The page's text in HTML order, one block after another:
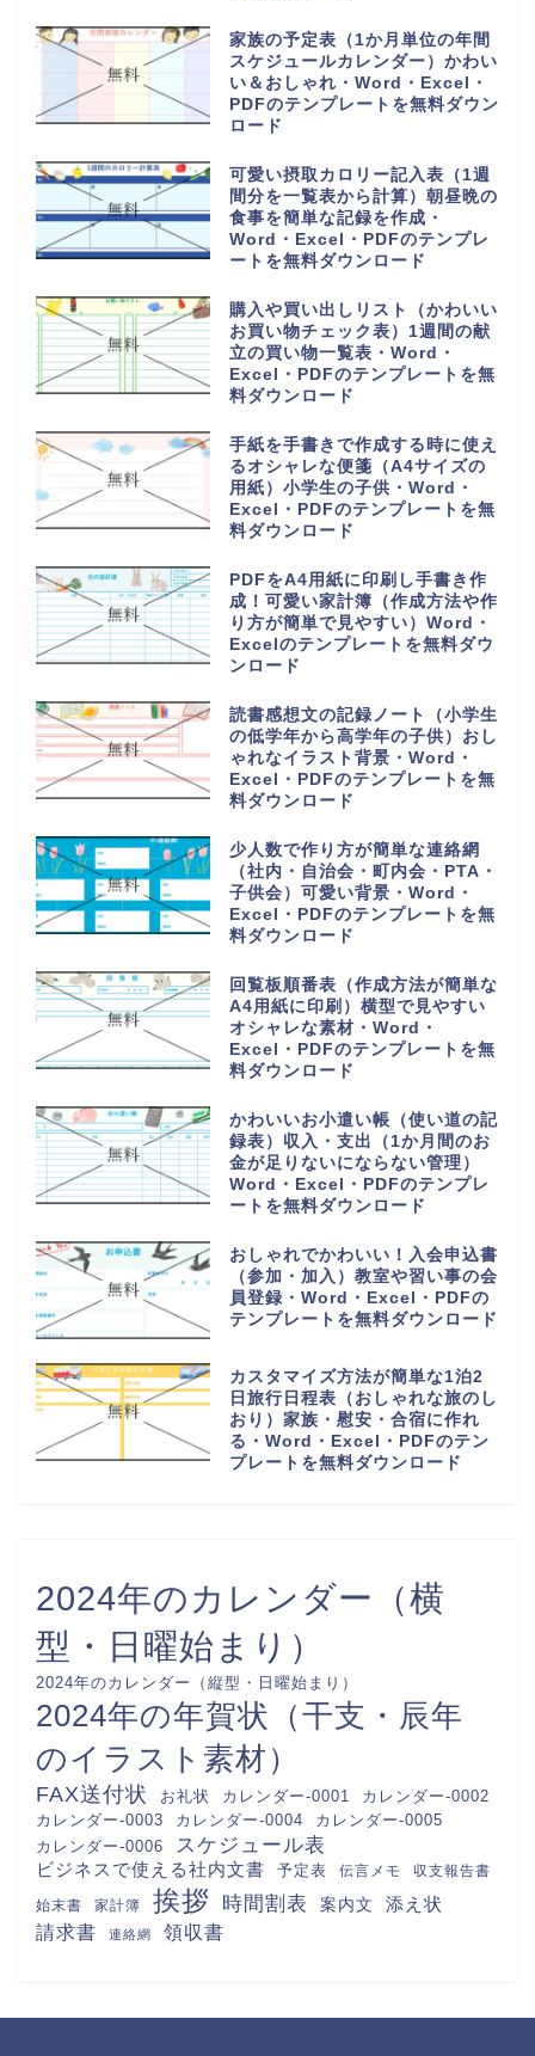
電話や来客の伝言対応メモ
（ExcelやWordで電話・来社・
メールに編集）見やすく使える・
Word・Excel・PDFのテンプレ
体重測定の記録表（グラフやチャ
ートで簡単に移行一覧表を作成）
可愛い手書き・Word・Excel・
PDFのテンプレートを無料ダウン
持っていくものやメモ付きの時間
割表（小学生・小学校の勉強や授
業の科目で手作りが簡単）
Word・Excel・PDFのテンプレ
日直や当番が簡単に作れる学級日
誌（可愛いオシャレなイラスト入
り）小学生や小学校・Word・
Excel・PDFのテンプレートを無
家族の予定表（1か月単位の年間
スケジュールカレンダー）かわい
い＆おしゃれ・Word・Excel・
PDFのテンプレートを無料ダウン
可愛い摂取カロリー記入表（1週
間分を一覧表から計算）朝昼晩の
食事を簡単な記録を作成・
Word・Excel・PDFのテンプレ
購入や買い出しリスト（かわいい
お買い物チェック表）1週間の献
立の買い物一覧表・Word・
Excel・PDFのテンプレートを無
手紙を手書きで作成する時に使え
るオシャレな便箋（A4サイズの
用紙）小学生の子供・Word・
Excel・PDFのテンプレートを無
PDFをA4用紙に印刷し手書き作
成！可愛い家計簿（作成方法や作
り方が簡単で見やすい）Word・
Excelのテンプレートを無料ダウ
読書感想文の記録ノート（小学生
の低学年から高学年の子供）おし
ゃれなイラスト背景・Word・
少人数で作り方が簡単な連絡網
（社内・自治会・町内会・PTA・
子供会）可愛い背景・Word・
Excel・PDFのテンプレートを無
オシャレな素材・Word・
Excel・PDFのテンプレートを無
料ダウンロード
かわいいお小遣い帳（使い道の記
録表）収入・支出（1か月間のお
金が足りないにならない管理）
Word・Excel・PDFのテンプレ
ートを無料ダウンロード
おしゃれでかわいい！入会申込書
（参加・加入）教室や習い事の会
員登録・Word・Excel・PDFの
テンプレートを無料ダウンロード
プレートを無料ダウンロード